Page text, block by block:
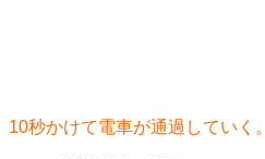
10秒かけて電車が通過していく。